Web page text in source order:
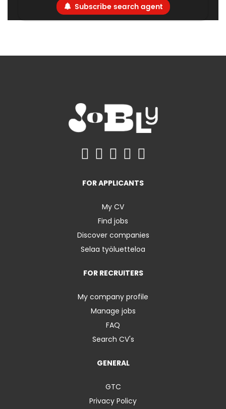
Subscribe search agent
FOR APPLICANTS
My CV
Find jobs
Discover companies
Selaa työluetteloa
FOR RECRUITERS
My company profile
Manage jobs
FAQ
Search CV's
GENERAL
GTC
Privacy Policy